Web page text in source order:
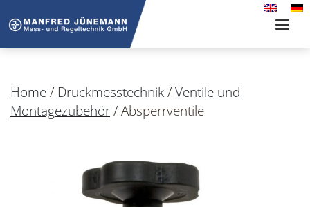
Toggle
Home/ Druckmesstechnik/Ventile und
Montagezubehör/Absperrventile